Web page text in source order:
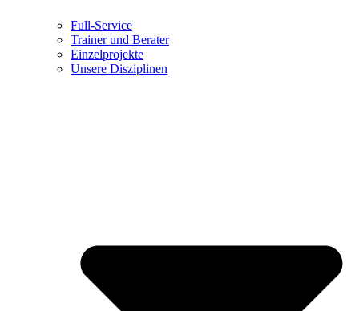
Full-Service
Trainer und Berater
Einzelprojekte
Unsere Disziplinen